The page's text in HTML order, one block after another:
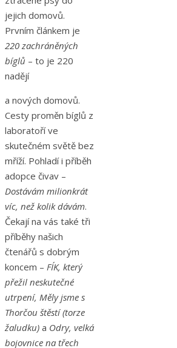
jejich domovů.
Prvním článkem je
220 zachráněných
bíglů – to je 220
nadějí
a nových domovů.
Cesty proměn bíglů z
laboratoří ve
skutečném světě bez
mříží. Pohladí i příběh
adopce čivav –
Dostávám milionkrát
víc, než kolik dávám.
Čekají na vás také tři
příběhy našich
čtenářů s dobrým
koncem – FÍK, který
přežil neskutečné
utrpení, Měly jsme s
Thorčou štěstí (torze
žaludku) a Odry, velká
bojovnice na třech